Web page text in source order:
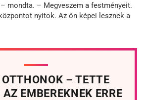
mondta. – Megveszem a festményeit.
nyitok. Az ön képei lesznek a
– TETTE
EMBEREKNEK ERRE